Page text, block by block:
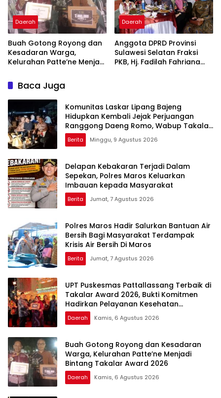
Daerah
Buah Gotong Royong dan
Kesadaran Warga,
Kelurahan Patte’ne Menjadi
2026
Daerah
Anggota DPRD Provinsi
Sulawesi Selatan Fraksi
PKB, Hj. Fadilah Fahriana
dan Inovasi Award 2026
Baca Juga
Komunitas Laskar Lipang Bajeng
Hidupkan Kembali Jejak Perjuangan
Ranggong Daeng Romo, Wabup Takalar:
Apresiasi Bahwa Sejarah Adalah
Warisan yang Tak Ternilai”.
Berita Minggu, 9 Agustus 2026
Delapan Kebakaran Terjadi Dalam
Sepekan, Polres Maros Keluarkan
Imbauan kepada Masyarakat
Berita Jumat, 7 Agustus 2026
Polres Maros Hadir Salurkan Bantuan Air
Bersih Bagi Masyarakat Terdampak
Krisis Air Bersih Di Maros
Berita Jumat, 7 Agustus 2026
UPT Puskesmas Pattallassang Terbaik di
Takalar Award 2026, Bukti Komitmen
Hadirkan Pelayanan Kesehatan
Berkualitas
Daerah Kamis, 6 Agustus 2026
Buah Gotong Royong dan Kesadaran
Warga, Kelurahan Patte’ne Menjadi
Bintang Takalar Award 2026
Daerah Kamis, 6 Agustus 2026